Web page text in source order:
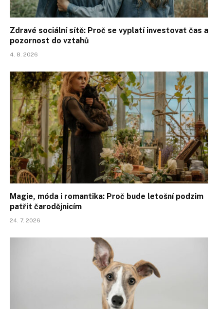
Zdravé sociální sítě: Proč se vyplatí investovat čas a
pozornost do vztahů
4. 8. 2026
Magie, móda i romantika: Proč bude letošní podzim
patřit čarodějnicím
24. 7. 2026